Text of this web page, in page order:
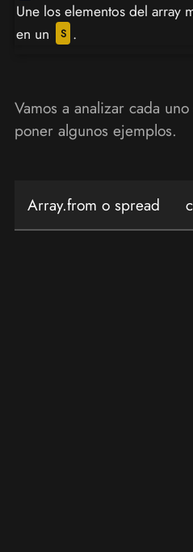
Une los elementos del array
en un .
Vamos a analizar cada
poner algunos ejemplos.
Array.from o spread